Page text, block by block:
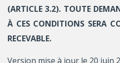
(ARTICLE 3.2). TOUTE
À CES CONDITIONS SERA
RECEVABLE.
Version mise à jour le 20 juin